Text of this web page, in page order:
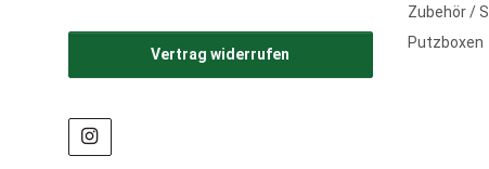
Vertrag widerrufen
Zubehör /
Putzboxen